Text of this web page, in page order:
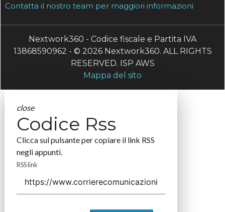
Contatta il nostro team per maggiori informazioni
Nextwork360 - Codice fiscale e Partita IVA
13868590962 - © 2026 Nextwork360. ALL RIGHTS
RESERVED. ISP AWS
Mappa del sito
close
Codice Rss
Clicca sul pulsante per copiare il link RSS
negli appunti.
RSS link